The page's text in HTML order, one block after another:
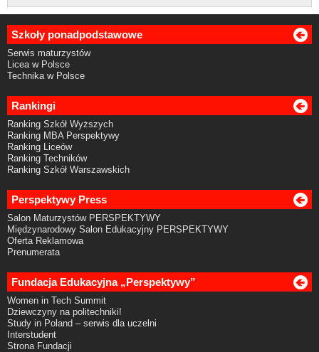
Szkoły ponadpodstawowe
Serwis maturzystów
Licea w Polsce
Technika w Polsce
Rankingi
Ranking Szkół Wyższych
Ranking MBA Perspektywy
Ranking Liceów
Ranking Techników
Ranking Szkół Warszawskich
Perspektywy Press
Salon Maturzystów PERSPEKTYWY
Międzynarodowy Salon Edukacyjny PERSPEKTYWY
Oferta Reklamowa
Prenumerata
Fundacja Edukacyjna „Perspektywy”
Women in Tech Summit
Dziewczyny na politechniki!
Study in Poland – serwis dla uczelni
Interstudent
Strona Fundacji